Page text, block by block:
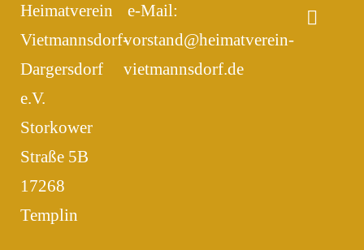
Heimatverein
Vietmannsdorf-
Dargersdorf
e.V.
Storkower
Straße 5B
17268
Templin
e-Mail:
vorstand@heimatverein-
vietmannsdorf.de